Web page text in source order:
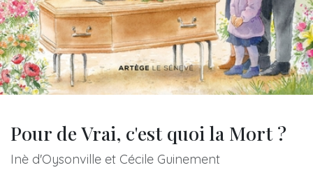
Pour de Vrai, c'est quoi la Mort ?
Inè d'Oysonville et Cécile Guinement